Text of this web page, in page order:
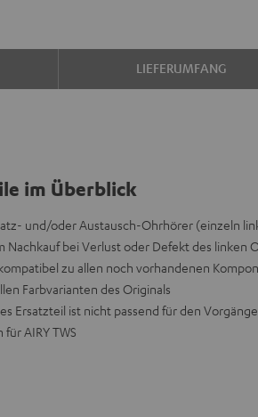
LIEFERUMFANG
im Überblick
und/oder Austausch-Ohrhörer (einzeln
Nachkauf bei Verlust oder Defekt des linken
zu allen noch vorhandenen
Farbvarianten des Originals
Ersatzteil ist nicht passend für den
AIRY TWS